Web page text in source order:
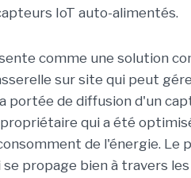
IoT auto-alimentés.
comme une solution
sur site qui peut
portée de diffusion d'un
qui a été
de l'énergie.
propage bien à travers